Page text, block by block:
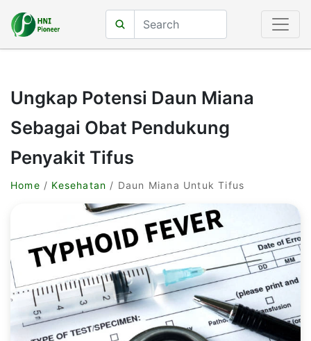
Ungkap Potensi Daun Miana
Sebagai Obat Pendukung
Penyakit Tifus
Home / Kesehatan / Daun Miana Untuk Tifus